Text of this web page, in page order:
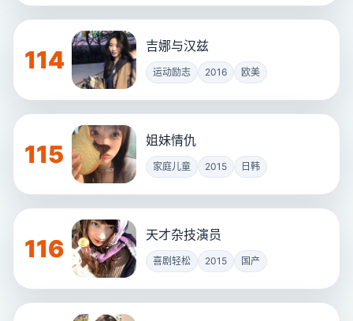
114 吉娜与汉兹
运动励志 2016 欧美
115 姐妹情仇
家庭儿童 2015 日韩
116 天才杂技演员
喜剧轻松 2015 国产